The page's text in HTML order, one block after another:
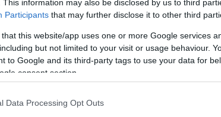
This information may also be disclosed by us to third
Participants that may further disclose it to other third
that this website/app uses one or more Google services
but not limited to your visit or usage behaviour.
to Google and its third-party tags to use your data for
consent section.
Data Processing Opt Outs
έναν αιώνα μπροστά, στο
πόλη στη
συναρπαστική, η επιστημονική